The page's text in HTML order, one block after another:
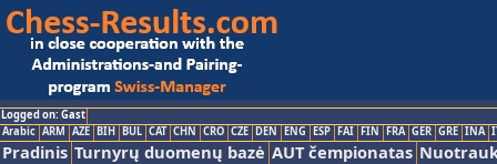
Logged on: Gast
Arabic ARM AZE BIH BUL CAT CHN CRO CZE DEN ENG ESP FAI FIN FRA GER GRE INA
Pradinis Turnyrų duomenų bazė AUT čempionatas